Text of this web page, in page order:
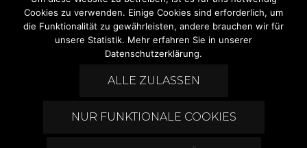
Seitennummerierung
Beiträge
2 …
Cookies zu verwenden. Einige Cookies sind erforderlich, um
die Funktionalität zu gewährleisten, andere brauchen wir für
unsere Statistik. Mehr erfahren Sie in unserer
Datenschutzerklärung.
ALLE ZULASSEN
NUR FUNKTIONALE COOKIES